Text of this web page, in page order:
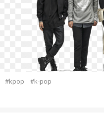
#kpop #k-pop